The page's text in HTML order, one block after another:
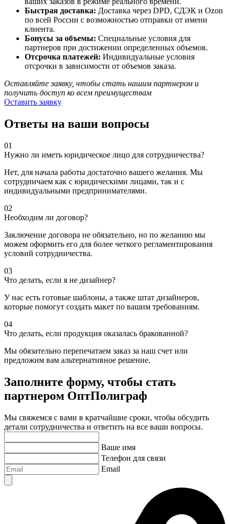
Быстрая доставка: Доставка через DPD, СДЭК и Ozon
по всей России с возможностью отправки от имени
клиента.
Бонусы за объемы: Специальные условия для
партнеров при достижении определенных объемов.
Отсрочка платежей: Индивидуальные условия
отсрочки в зависимости от объемов заказа.
Оставляйте заявку, чтобы стать нашим партнером и
получить доступ ко всем преимуществам
Оставить заявку
Ответы на ваши вопросы
01
Нужно ли иметь юридическое лицо для сотрудничества?
Нет, для начала работы достаточно вашего желания. Мы
сотрудничаем как с юридическими лицами, так и с
индивидуальными предпринимателями.
02
Необходим ли договор?
Заключение договора не обязательно, но по желанию мы
можем оформить его для более четкого регламентирования
условий сотрудничества.
03
Что делать, если я не дизайнер?
У нас есть готовые шаблоны, а также штат дизайнеров,
которые помогут создать макет по вашим требованиям.
04
Что делать, если продукция оказалась бракованной?
Мы обязательно перепечатаем заказ за наш счет или
предложим вам альтернативное решение.
Заполните форму, чтобы стать
партнером ОптПолиграф
Мы свяжемся с вами в кратчайшие сроки, чтобы обсудить
детали сотрудничества и ответить на все ваши вопросы.
Ваше имя
Телефон для связи
Email